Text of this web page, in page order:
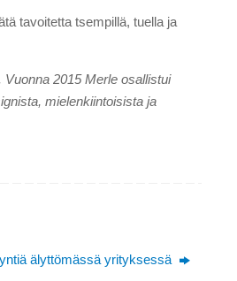
tavoitetta tsempillä, tuella ja
2015 Merle osallistui
mielenkiintoisista ja
älyttömässä yrityksessä